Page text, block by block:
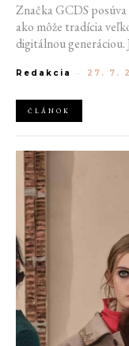
Značka GCDS
ako môže tradícia
digitálnou generáciou.
spôsob, akým dnes
trendy a vytvárať
prostredím a
Redakcia - 27. 7.
ČLÁNOK